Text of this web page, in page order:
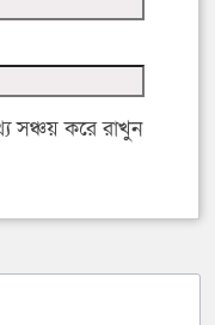
সঞ্চয় করে রাখুন